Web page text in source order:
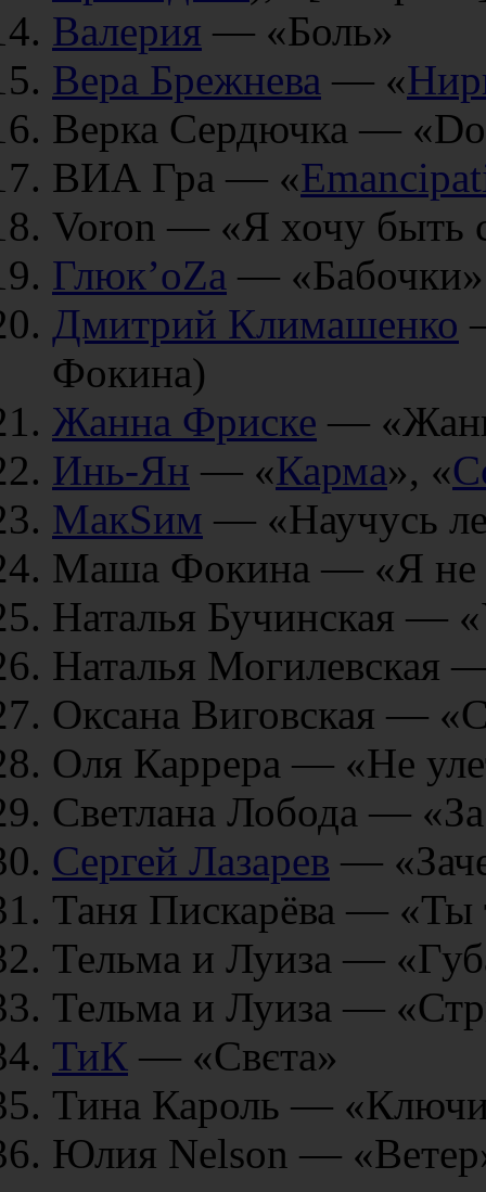
Валерия — «Боль»
Вера Брежнева — «
Верка Сердючка —
ВИА Гра — «
Voron — «Я хочу быть
Глюк’oZa — «Бабочки»
Дмитрий Климашенко
Фокина)
Жанна Фриске —
Инь-Ян — «Карма», «
МакSим — «Научусь
Маша Фокина — «Я не
Наталья Бучинская —
Наталья Могилевская
Оксана Виговская —
Оля Каррера — «Не
Светлана Лобода —
Сергей Лазарев —
Таня Пискарёва — «Ты
Тельма и Луиза —
Тельма и Луиза —
ТиК — «Свєта»
Тина Кароль —
Юлия Nelson —